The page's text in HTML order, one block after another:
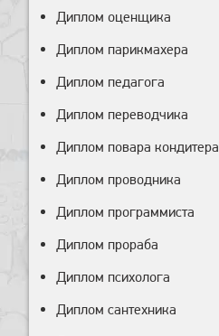
Диплом оценщика
Диплом парикмахера
Диплом педагога
Диплом переводчика
Диплом повара кондитера
Диплом проводника
Диплом программиста
Диплом прораба
Диплом психолога
Диплом сантехника